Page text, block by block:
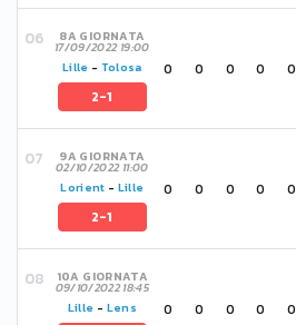
8A GIORNATA
17/09/2022 19:00
Lille - Tolosa
2-1
0 0 0 0 0
9A GIORNATA
02/10/2022 11:00
Lorient - Lille
2-1
0 0 0 0 0
10A GIORNATA
09/10/2022 18:45
Lille - Lens 0 0 0 0 0